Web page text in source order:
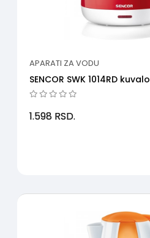
APARATI ZA VODU
SENCOR SWK 1014RD kuvalo
1.598 RSD.